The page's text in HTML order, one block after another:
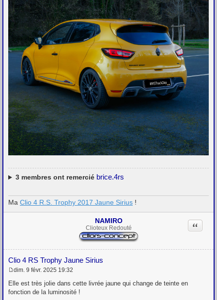
3membres ont remercié brice.4rs
Ma Clio 4 R.S. Trophy 2017 Jaune Sirius !
NAMIRO
Clioteux Redouté
Clio 4 RS Trophy Jaune Sirius
Citation
e
s
dim. 9 févr. 2025 19:32
Elle est très jolie dans cette livrée jaune qui change de teinte en
fonction de la luminosité !